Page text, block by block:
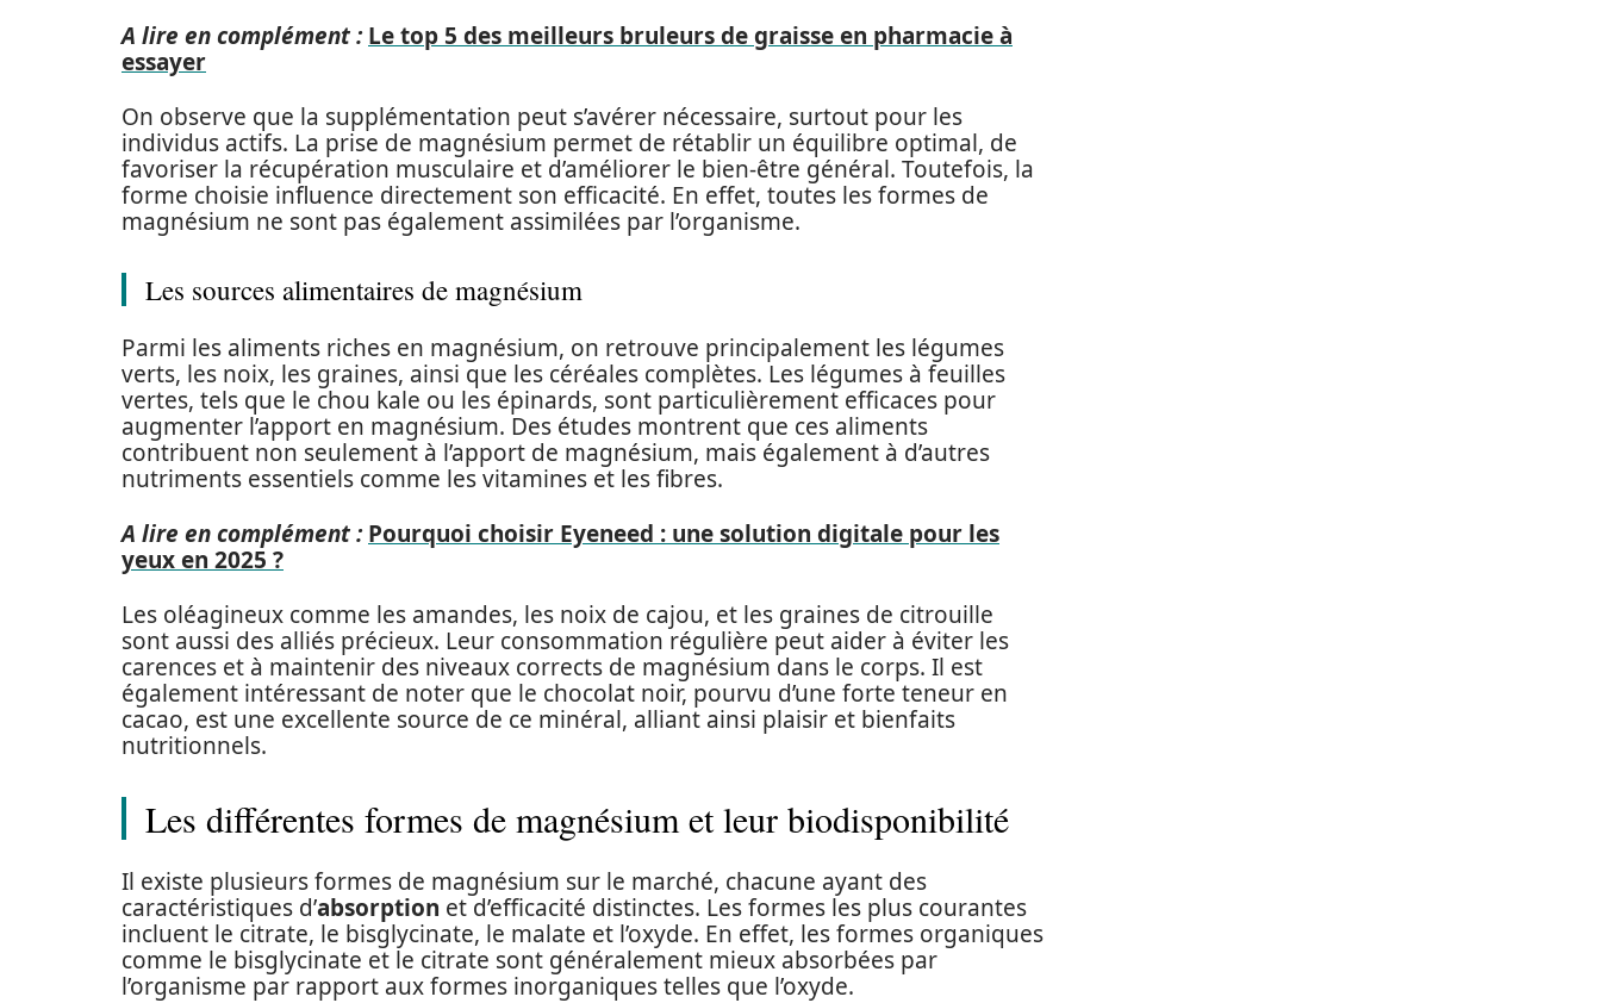
A lire en complément : Le top 5 des meilleurs bruleurs de graisse en pharmacie à
essayer
On observe que la supplémentation peut s’avérer nécessaire, surtout pour les
individus actifs. La prise de magnésium permet de rétablir un équilibre optimal, de
favoriser la récupération musculaire et d’améliorer le bien-être général. Toutefois, la
forme choisie influence directement son efficacité. En effet, toutes les formes de
magnésium ne sont pas également assimilées par l’organisme.
Les sources alimentaires de magnésium
Parmi les aliments riches en magnésium, on retrouve principalement les légumes
verts, les noix, les graines, ainsi que les céréales complètes. Les légumes à feuilles
vertes, tels que le chou kale ou les épinards, sont particulièrement efficaces pour
augmenter l’apport en magnésium. Des études montrent que ces aliments
contribuent non seulement à l’apport de magnésium, mais également à d’autres
nutriments essentiels comme les vitamines et les fibres.
A lire en complément : Pourquoi choisir Eyeneed : une solution digitale pour les
yeux en 2025 ?
Les oléagineux comme les amandes, les noix de cajou, et les graines de citrouille
sont aussi des alliés précieux. Leur consommation régulière peut aider à éviter les
carences et à maintenir des niveaux corrects de magnésium dans le corps. Il est
également intéressant de noter que le chocolat noir, pourvu d’une forte teneur en
cacao, est une excellente source de ce minéral, alliant ainsi plaisir et bienfaits
nutritionnels.
Les différentes formes de magnésium et leur biodisponibilité
Il existe plusieurs formes de magnésium sur le marché, chacune ayant des
caractéristiques d’absorption et d’efficacité distinctes. Les formes les plus courantes
incluent le citrate, le bisglycinate, le malate et l’oxyde. En effet, les formes organiques
comme le bisglycinate et le citrate sont généralement mieux absorbées par
l’organisme par rapport aux formes inorganiques telles que l’oxyde.